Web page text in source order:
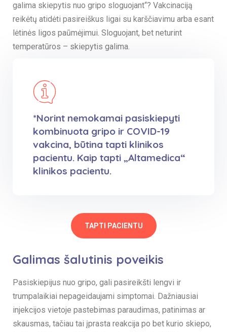
galima skiepytis nuo gripo sloguojant“? Vakcinaciją
reikėtų atidėti pasireiškus ligai su karščiavimu arba esant
lėtinės ligos paūmėjimui. Sloguojant, bet neturint
temperatūros – skiepytis galima.
*Norint nemokamai pasiskiepyti
kombinuota gripo ir COVID-19
vakcina, būtina tapti klinikos
pacientu. Kaip tapti „Altamedica“
klinikos pacientu.
TAPTI PACIENTU
Galimas šalutinis poveikis
Pasiskiepijus nuo gripo, gali pasireikšti lengvi ir
trumpalaikiai nepageidaujami simptomai. Dažniausiai
injekcijos vietoje pastebimas paraudimas, patinimas ar
skausmas, tačiau tai įprasta reakcija po bet kurio skiepo,